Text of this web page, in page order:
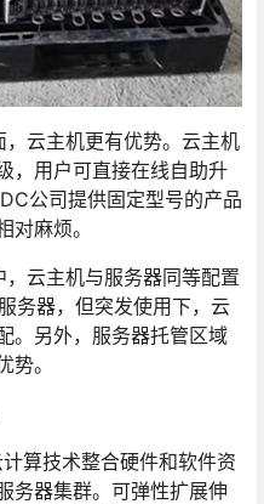
云主机更有优势。云主机
，用户可直接在线自助升
公司提供固定型号的产品
麻烦。
云主机与服务器同等配置
务器，但突发使用下，云
。另外，服务器托管区域
。
算技术整合硬件和软件资
务器集群。可弹性扩展伸